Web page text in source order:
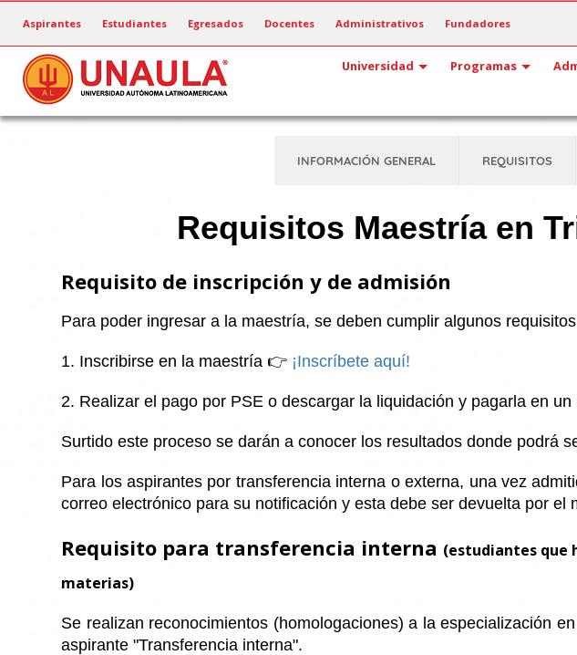
contenido
principal
Aspirantes Estudiantes Egresados Docentes Administrativos Fundadores
Universidad Programas
INFORMACIÓN GENERAL REQUISITOS
Requisitos Maestría en
Requisito de inscripción y de admisión
Para poder ingresar a la maestría, se deben cumplir algunos
1. Inscribirse en la maestría 👉 ¡Inscríbete aquí!
2. Realizar el pago por PSE o descargar la liquidación y pagarla en un
Surtido este proceso se darán a conocer los resultados donde podrá
Para los aspirantes por transferencia interna o externa, una vez
correo electrónico para su notificación y esta debe ser devuelta por
Requisito para transferencia interna (estudiantes que
materias)
Se realizan reconocimientos (homologaciones) a la especialización
aspirante "Transferencia interna".